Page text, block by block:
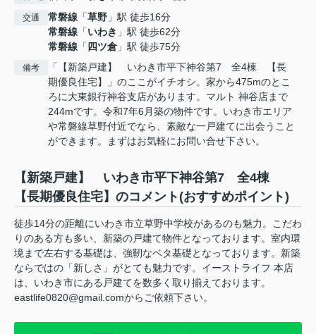
交通 常磐線 「草野 」駅 徒歩16分
常磐線 「いわき 」駅 徒歩62分
常磐線 「 四ツ倉 」駅 徒歩75分
備考
「【新築戸建】 いわき市平下神谷第7 全4棟 【長
期優良住宅】」のここがイチオシ。家から475mのとこ
ろに大東銀行神谷支店があります。マルト 神谷店まで
244mです。令和7年6月築の物件です。いわき市エリア
や常磐線草野付近でなら、素敵な一戸建てに出会うこと
ができます。まずはお気軽にお問い合せ下さい。
【新築戸建】 いわき市平下神谷第7 全4棟
【長期優良住宅】のコメント(おすすめポイント)
徒歩14分の距離にいわき市立草野中学校があるのも魅力。こだわ
りのある方も多い、新築の戸建て物件となっております。室内環
境まで左右する基礎は、強靭なベタ基礎となっております。新築
ならではの「新しさ」がとても魅力です。イーストライフ 本店
は、いわき市にある戸建てを数多く取り揃えております。
eastlife0820@gmail.comからご依頼下さい。